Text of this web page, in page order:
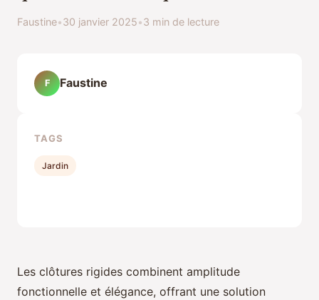
Faustine•30 janvier 2025•3 min de lecture
Les clôtures rigides combinent amplitude
fonctionnelle et élégance, offrant une solution
F Faustine
TAGS
Jardin